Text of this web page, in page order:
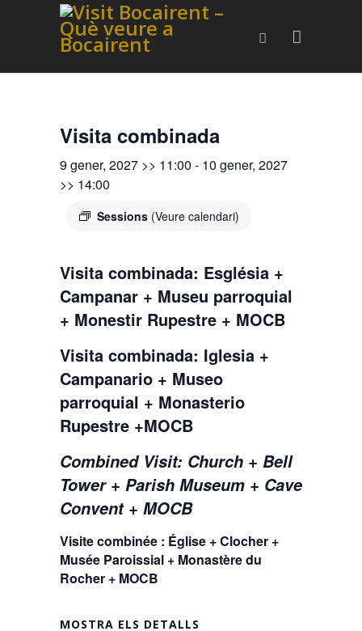
Visita combinada
9 gener, 2027 >> 11:00 - 10 gener, 2027
>> 14:00
Sessions (Veure calendari)
Visita combinada: Església +
Campanar + Museu parroquial
+ Monestir Rupestre + MOCB
Visita combinada: Iglesia +
Campanario + Museo
parroquial + Monasterio
Rupestre +MOCB
Combined Visit: Church + Bell
Tower + Parish Museum + Cave
Convent + MOCB
Visite combinée : Église + Clocher +
Musée Paroissial + Monastère du
Rocher + MOCB
MOSTRA ELS DETALLS